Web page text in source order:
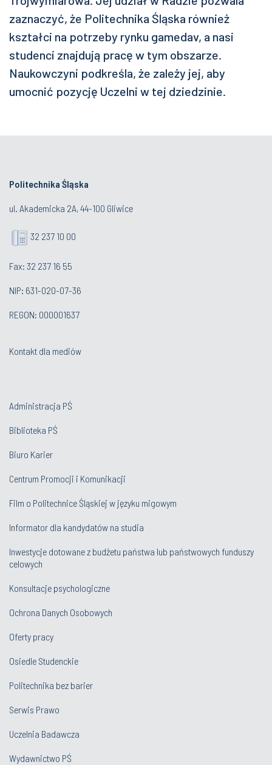
zaznaczyć, że Politechnika Śląska również
kształci na potrzeby rynku gamedav, a nasi
studenci znajdują pracę w tym obszarze.
Naukowczyni podkreśla, że zależy jej, aby
umocnić pozycję Uczelni w tej dziedzinie.
Politechnika Śląska
ul. Akademicka 2A, 44-100 Gliwice
32 237 10 00
Fax: 32 237 16 55
NIP: 631-020-07-36
REGON: 000001637
Kontakt dla mediów
Administracja PŚ
Biblioteka PŚ
Biuro Karier
Centrum Promocji i Komunikacji
Film o Politechnice Śląskiej w języku migowym
Informator dla kandydatów na studia
Inwestycje dotowane z budżetu państwa lub państwowych funduszy
celowych
Konsultacje psychologiczne
Ochrona Danych Osobowych
Oferty pracy
Osiedle Studenckie
Politechnika bez barier
Serwis Prawo
Uczelnia Badawcza
Wydawnictwo PŚ